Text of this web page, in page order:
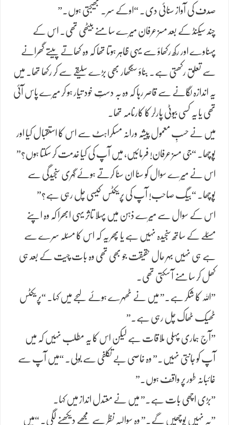
​صدف کی آواز سنائی دی۔ “اوکے سر. بھیجتی ہوں۔”
​چند سیکنڈ کے بعد مسز عرفان میرے سامنے بیٹھی تھی۔ اس کے
پہناوے اور رکھ رکھاؤ سے یہی ظاہر ہوتا تھا کہ وہ کھاتے پیتے گھرانے
سے تعلق رکھتی ہے۔ بناؤ سنگھار بھی بڑے سلیقے سے کر رکھا تھا۔ میں
یہ اندازہ لگانے سے قاصر رہا کہ وہ بہ دستِ خود تیار ہو کر میرے پاس آئی
تھی یا یہ کسی بیوٹی پارلر کا کارنامہ تھا۔
​میں نے حسبِ معمول پیشہ ورانہ مسکراہٹ سے اس کا استقبال کیا اور
پوچھا۔ “جی مسز عرفان! فرمائیں، میں آپ کی کیا خدمت کر سکتا ہوں؟”
​اس نے میرے سوال کو سنا ان سنا کرتے ہوئے گہری سنجیدگی سے
پوچھا۔ “بیگ صاحب! آپ کی پریکٹس کیسی چل رہی ہے؟”
​اس کے سوال سے میرے ذہن میں پہلا تاثر یہی ابھرا کہ وہ اپنے
مسئلے کے ساتھ سنجیدہ نہیں ہے یا پھر یہ کہ اس کا مسئلہ سرے سے
ہے ہی نہیں بہر حال حقیقت جو بھی تھی وہ بات چیت کے بعد ہی
کھل کر سامنے آ سکتی تھی۔
​”اللہ کا شکر ہے۔” میں نے ٹھہرے ہوئے لہجے میں کہا۔ “پریکٹس
ٹھیک ٹھاک چل رہی ہے۔”
​”آج ہماری پہلی ملاقات ہے لیکن اس کا یہ مطلب نہیں کہ میں
آپ کو جانتی نہیں۔” وہ خاصی بے تکلفی سے بولی۔ “میں آپ سے
غائبانہ طور پر واقف ہوں۔”
​”بڑی اچھی بات ہے۔” میں نے معتدل انداز میں کہا۔
​”یہ نہیں پوچھیں گے.” وہ سوالیہ نظر سے مجھے دیکھنے لگی۔ “میں